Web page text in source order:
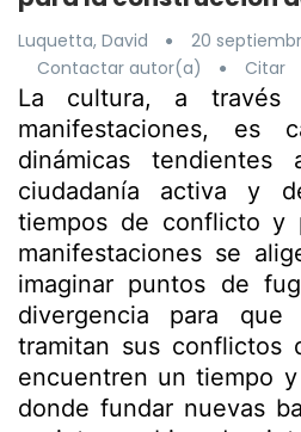
Luquetta, David
20
Contactar autor(a)
Citar
La cultura, a través
manifestaciones, es
dinámicas
ciudadanía activa y
tiempos de conflicto y
manifestaciones se
imaginar puntos de
divergencia para que
tramitan sus conflictos
encuentren un tiempo
donde fundar nuevas